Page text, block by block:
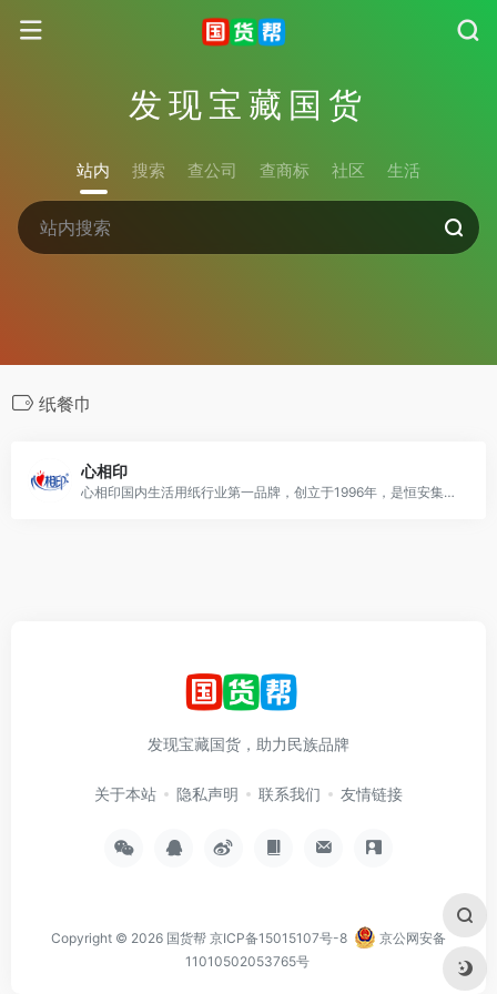
发现宝藏国货
站内 搜索 查公司 查商标 社区 生活
纸餐巾
心相印
心相印国内生活用纸行业第一品牌，创立于1996年，是恒安集团的主导生活用纸产品
发现宝藏国货，助力民族品牌
关于本站 隐私声明 联系我们 友情链接
Copyright © 2026 国货帮 京ICP备15015107号-8
京公网安备
11010502053765号